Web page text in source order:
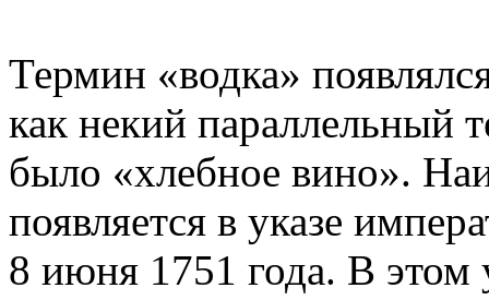
Термин «водка»
как некий параллельный
было «хлебное вино».
появляется в указе
8 июня 1751 года. В этом